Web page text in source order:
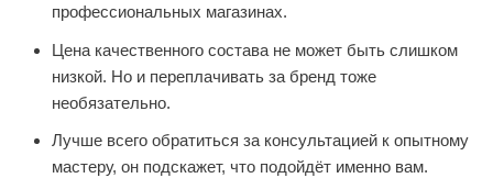
профессиональных магазинах.
Цена качественного состава не может быть слишком
низкой. Но и переплачивать за бренд тоже
необязательно.
Лучше всего обратиться за консультацией к опытному
мастеру, он подскажет, что подойдёт именно вам.